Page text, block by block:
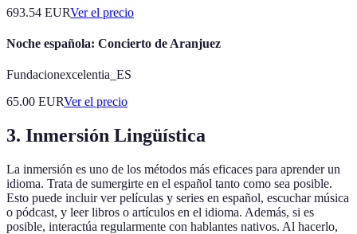
693.54 EURVer el precio
Noche española: Concierto de Aranjuez
Fundacionexcelentia_ES
65.00 EURVer el precio
3. Inmersión Lingüística
La inmersión es uno de los métodos más eficaces para aprender un
idioma. Trata de sumergirte en el español tanto como sea posible.
Esto puede incluir ver películas y series en español, escuchar música
o pódcast, y leer libros o artículos en el idioma. Además, si es
posible, interactúa regularmente con hablantes nativos. Al hacerlo,